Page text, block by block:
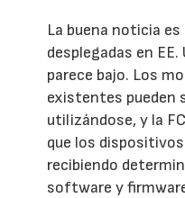
La buena noticia
desplegadas en
parece bajo. Los
existentes pueden
utilizándose, y la
que los
recibiendo
software y